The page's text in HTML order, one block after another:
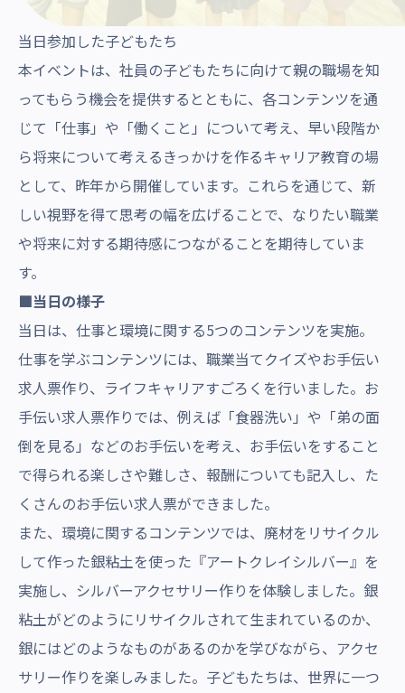
当日参加した子どもたち
本イベントは、社員の子どもたちに向けて親の職場を知
ってもらう機会を提供するとともに、各コンテンツを通
じて「仕事」や「働くこと」について考え、早い段階か
ら将来について考えるきっかけを作るキャリア教育の場
として、昨年から開催しています。これらを通じて、新
しい視野を得て思考の幅を広げることで、なりたい職業
や将来に対する期待感につながることを期待していま
す。
■当日の様子
当日は、仕事と環境に関する5つのコンテンツを実施。
仕事を学ぶコンテンツには、職業当てクイズやお手伝い
求人票作り、ライフキャリアすごろくを行いました。お
手伝い求人票作りでは、例えば「食器洗い」や「弟の面
倒を見る」などのお手伝いを考え、お手伝いをすること
で得られる楽しさや難しさ、報酬についても記入し、た
くさんのお手伝い求人票ができました。
また、環境に関するコンテンツでは、廃材をリサイクル
して作った銀粘土を使った『アートクレイシルバー』を
実施し、シルバーアクセサリー作りを体験しました。銀
粘土がどのようにリサイクルされて生まれているのか、
銀にはどのようなものがあるのかを学びながら、アクセ
サリー作りを楽しみました。子どもたちは、世界に一つ